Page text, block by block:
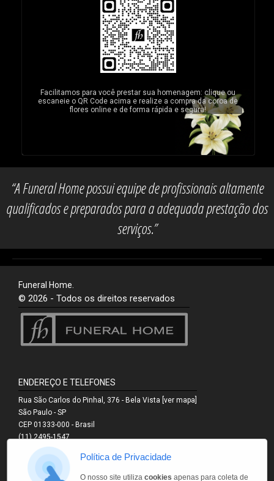
Facilitamos para você prestar sua homenagem: clique ou
escaneie o QR Code acima e realize a compra da coroa de
flores online e de forma rápida e segura!
“A Funeral Home possui equipe de profissionais altamente
qualificados e preparados para a adequada prestação dos
serviços.”
Funeral Home.
© 2026 - Todos os direitos reservados
ENDEREÇO E TELEFONES
Rua São Carlos do Pinhal, 376 - Bela Vista [ver mapa]
São Paulo - SP
CEP 01333-000 - Brasil
(11) 2495-1547
(11) 3251-0546
(11) 3251-0544
(11) 9.6853-5137
Política de Privacidade
O nosso site utilizacookies apenas para coleta de